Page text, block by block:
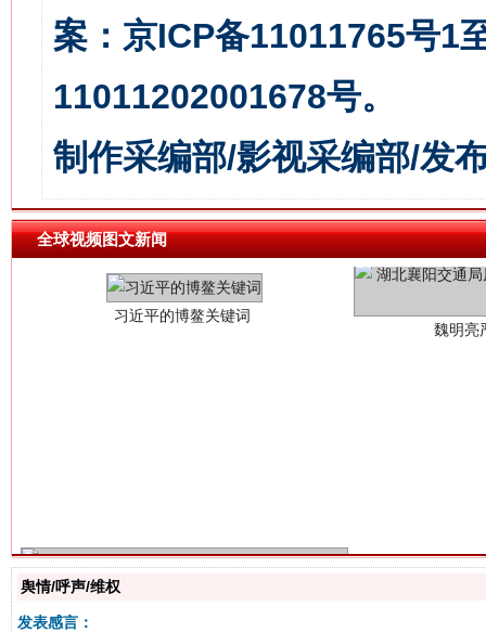
案：京ICP备11011765号1
11011202001678号。
制作采编部/影视采编部/发
全球视频图文新闻
习近平的博鳌关键词
舆情/呼声/维权
发表感言：